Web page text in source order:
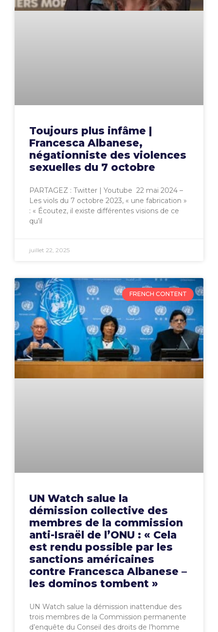
Toujours plus infâme |
Francesca Albanese,
négationniste des violences
sexuelles du 7 octobre
PARTAGEZ : Twitter | Youtube 22 mai 2024 –
Les viols du 7 octobre 2023, « une fabrication »
: « Écoutez, il existe différentes visions de ce
qu’il
juillet 22, 2025
FRENCH CONTENT
UN Watch salue la
démission collective des
membres de la commission
anti-Israël de l’ONU : « Cela
est rendu possible par les
sanctions américaines
contre Francesca Albanese –
les dominos tombent »
UN Watch salue la démission inattendue des
trois membres de la Commission permanente
d’enquête du Conseil des droits de l’homme